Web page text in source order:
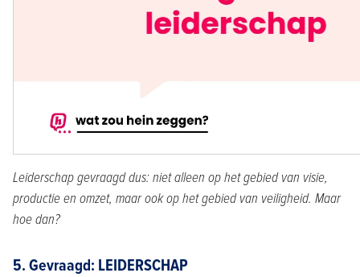
Leiderschap gevraagd dus: niet alleen op het gebied van visie,
productie en omzet, maar ook op het gebied van veiligheid. Maar
hoe dan?
5. Gevraagd: LEIDERSCHAP